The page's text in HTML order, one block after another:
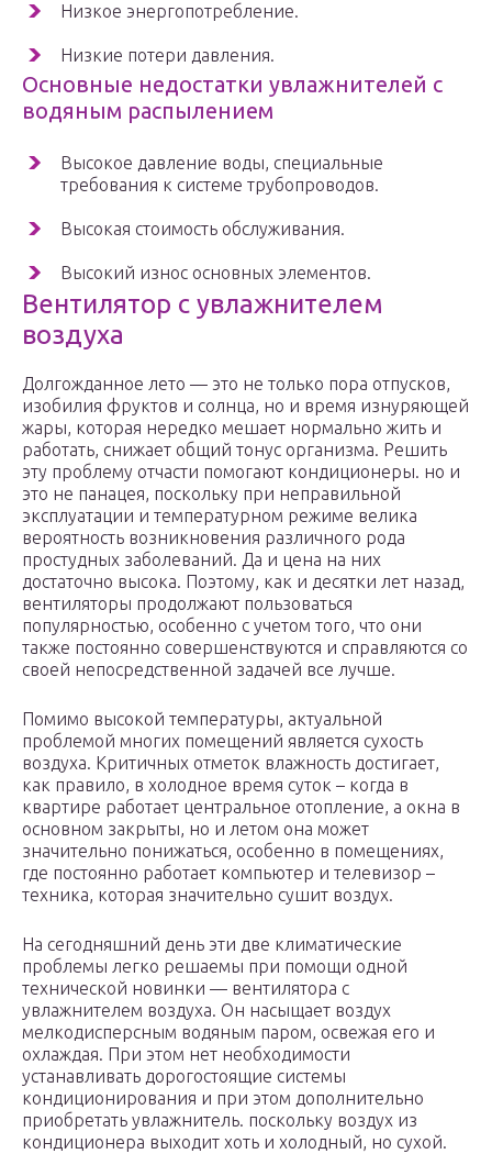
Низкое энергопотребление.
Низкие потери давления.
Основные недостатки увлажнителей с
водяным распылением
Высокое давление воды, специальные
требования к системе трубопроводов.
Высокая стоимость обслуживания.
Высокий износ основных элементов.
Вентилятор с увлажнителем
воздуха
Долгожданное лето — это не только пора отпусков,
изобилия фруктов и солнца, но и время изнуряющей
жары, которая нередко мешает нормально жить и
работать, снижает общий тонус организма. Решить
эту проблему отчасти помогают кондиционеры. но и
это не панацея, поскольку при неправильной
эксплуатации и температурном режиме велика
вероятность возникновения различного рода
простудных заболеваний. Да и цена на них
достаточно высока. Поэтому, как и десятки лет назад,
вентиляторы продолжают пользоваться
популярностью, особенно с учетом того, что они
также постоянно совершенствуются и справляются со
своей непосредственной задачей все лучше.
Помимо высокой температуры, актуальной
проблемой многих помещений является сухость
воздуха. Критичных отметок влажность достигает,
как правило, в холодное время суток – когда в
квартире работает центральное отопление, а окна в
основном закрыты, но и летом она может
значительно понижаться, особенно в помещениях,
где постоянно работает компьютер и телевизор –
техника, которая значительно сушит воздух.
На сегодняшний день эти две климатические
проблемы легко решаемы при помощи одной
технической новинки — вентилятора с
увлажнителем воздуха. Он насыщает воздух
мелкодисперсным водяным паром, освежая его и
охлаждая. При этом нет необходимости
устанавливать дорогостоящие системы
кондиционирования и при этом дополнительно
приобретать увлажнитель. поскольку воздух из
кондиционера выходит хоть и холодный, но сухой.